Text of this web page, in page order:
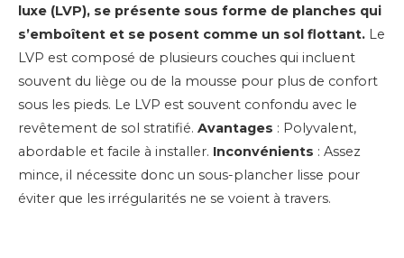
luxe (LVP), se présente sous forme de planches qui
s’emboîtent et se posent comme un sol flottant. Le
LVP est composé de plusieurs couches qui incluent
souvent du liège ou de la mousse pour plus de confort
sous les pieds. Le LVP est souvent confondu avec le
revêtement de sol stratifié. Avantages : Polyvalent,
abordable et facile à installer. Inconvénients : Assez
mince, il nécessite donc un sous-plancher lisse pour
éviter que les irrégularités ne se voient à travers.